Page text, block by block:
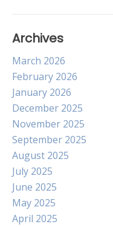
Archives
March 2026
February 2026
January 2026
December 2025
November 2025
September 2025
August 2025
July 2025
June 2025
May 2025
April 2025